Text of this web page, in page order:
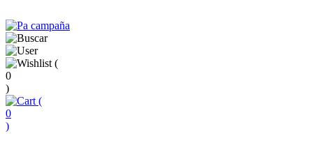
(
0
)
(
0
)